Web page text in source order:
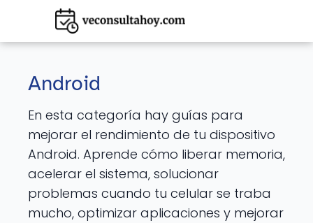
Android
En esta categoría hay guías para
mejorar el rendimiento de tu dispositivo
Android. Aprende cómo liberar memoria,
acelerar el sistema, solucionar
problemas cuando tu celular se traba
mucho, optimizar aplicaciones y mejorar